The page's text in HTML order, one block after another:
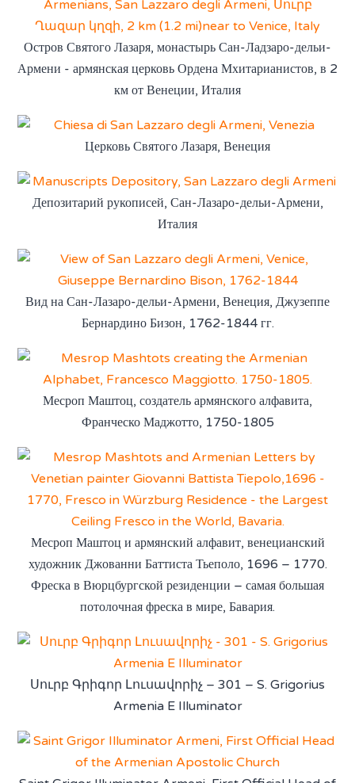
Остров Святого Лазаря, монастырь Сан-Ладзаро-дельи-
Армени - армянская церковь Ордена Мхитарианистов, в 2
км от Венеции, Италия
Церковь Святого Лазаря, Венеция
Депозитарий рукописей, Сан-Лазаро-дельи-Армени,
Италия
Вид на Сан-Лазаро-дельи-Армени, Венеция, Джузеппе
Бернардино Бизон, 1762-1844 гг.
Месроп Маштоц, создатель армянского алфавита,
Франческо Маджотто, 1750-1805
Месроп Маштоц и армянский алфавит, венецианский
художник Джованни Баттиста Тьеполо, 1696 – 1770.
Фреска в Вюрцбургской резиденции – самая большая
потолочная фреска в мире, Бавария.
Սուրբ Գրիգոր Լուսավորիչ – 301 – S. Grigorius
Armenia E Illuminator